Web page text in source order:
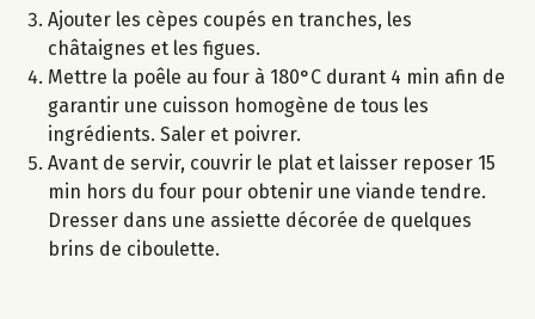
Ajouter les cèpes coupés en tranches, les
châtaignes et les figues.
Mettre la poêle au four à 180°C durant 4 min afin de
garantir une cuisson homogène de tous les
ingrédients. Saler et poivrer.
Avant de servir, couvrir le plat et laisser reposer 15
min hors du four pour obtenir une viande tendre.
Dresser dans une assiette décorée de quelques
brins de ciboulette.